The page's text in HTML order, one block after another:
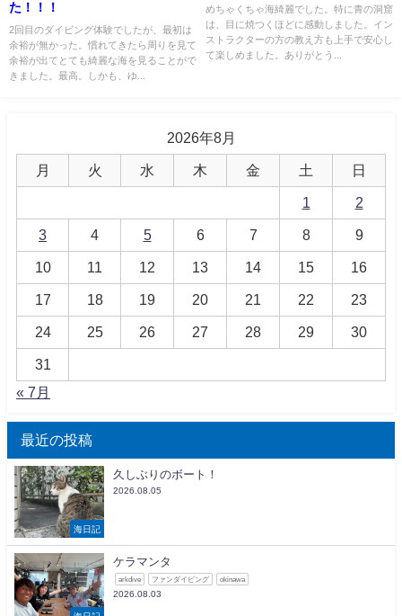
た！！！
2回目のダイビング体験でしたが、最初は
余裕が無かった。慣れてきたら周りを見て
余裕が出てとても綺麗な海を見ることがで
きました。最高。しかも、ゆ...
めちゃくちゃ海綺麗でした。特に青の洞窟
は、目に焼つくほどに感動しました。イン
ストラクターの方の教え方も上手で安心し
て楽しめました。ありがとう...
2026年8月
月 火 水 木 金 土 日
1 2
3 4 5 6 7 8 9
10 11 12 13 14 15 16
17 18 19 20 21 22 23
24 25 26 27 28 29 30
31
« 7月
最近の投稿
海日記
久しぶりのボート！
2026.08.05
ケラマンタ
arkdive ファンダイビング okinawa
2026.08.03